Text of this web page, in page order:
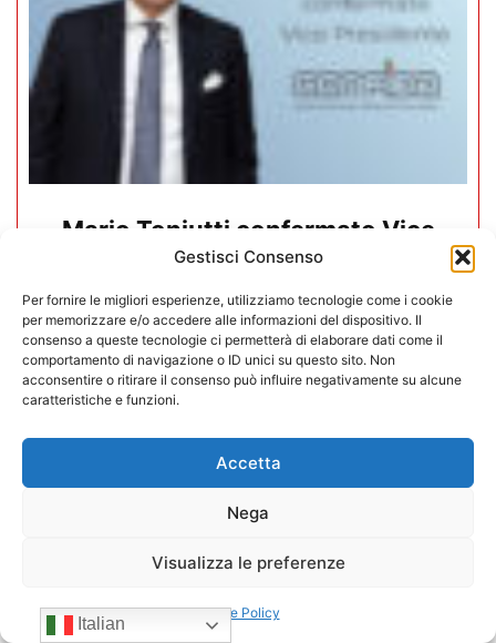
Gestisci Consenso
Per fornire le migliori esperienze, utilizziamo tecnologie come i cookie
per memorizzare e/o accedere alle informazioni del dispositivo. Il
consenso a queste tecnologie ci permetterà di elaborare dati come il
comportamento di navigazione o ID unici su questo sito. Non
acconsentire o ritirare il consenso può influire negativamente su alcune
caratteristiche e funzioni.
Accetta
Nega
Visualizza le preferenze
Cookie Policy
Mario Toniutti confermato Vice
Presidente di CONFIDA per il
quadriennio 2026-2030
15/07/2026
Italian